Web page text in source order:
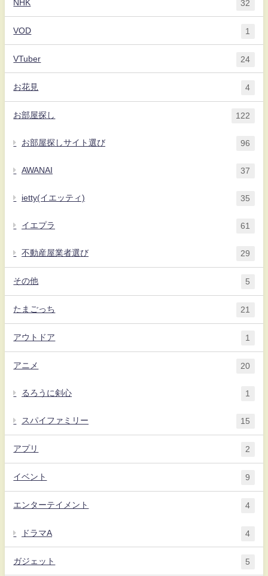
NHK 32
VOD 1
VTuber 24
お花見 4
お部屋探し 122
お部屋探しサイト選び 96
AWANAI 37
ietty(イエッティ) 35
イエプラ 61
不動産屋業者選び 29
その他 5
たまごっち 21
アウトドア 1
アニメ 20
るろうに剣心 1
スパイファミリー 15
アプリ 2
イベント 9
エンターテイメント 4
ドラマA 4
ガジェット 5